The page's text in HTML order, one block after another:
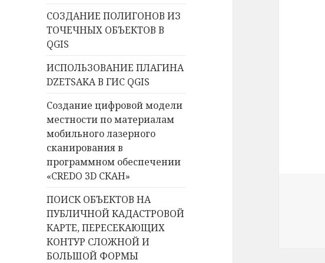
СОЗДАНИЕ ПОЛИГОНОВ ИЗ
ТОЧЕЧНЫХ ОБЪЕКТОВ В
QGIS
ИСПОЛЬЗОВАНИЕ ПЛАГИНА
DZETSAKA В ГИС QGIS
Создание цифровой модели
местности по материалам
мобильного лазерного
сканирования в
программном обеспечении
«CREDO 3D СКАН»
ПОИСК ОБЪЕКТОВ НА
ПУБЛИЧНОЙ КАДАСТРОВОЙ
КАРТЕ, ПЕРЕСЕКАЮЩИХ
КОНТУР СЛОЖНОЙ И
БОЛЬШОЙ ФОРМЫ